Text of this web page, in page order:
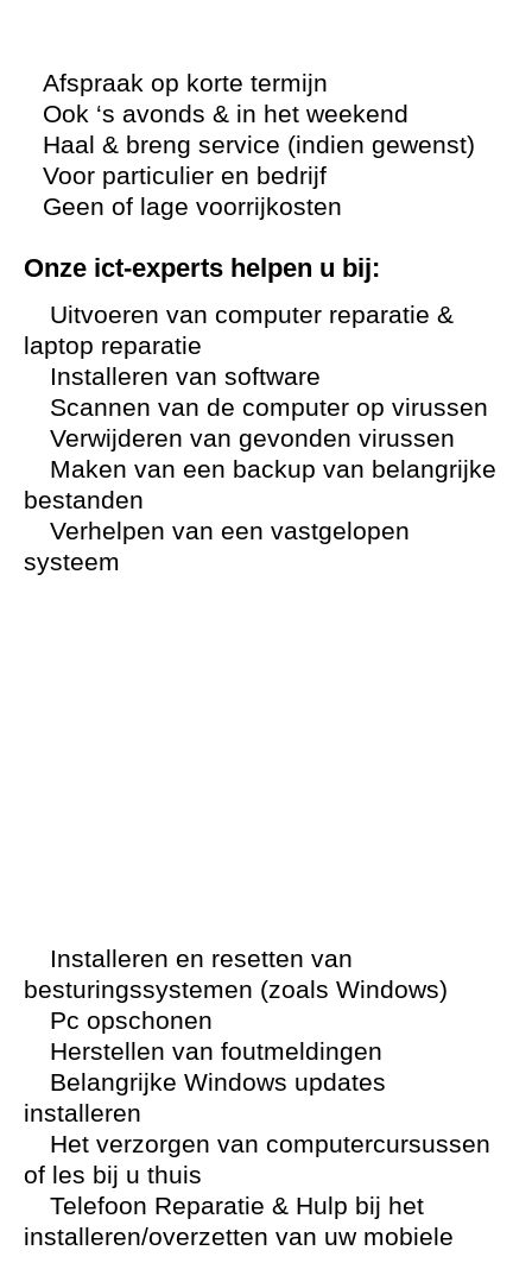
Afspraak op korte termijn
Ook ‘s avonds & in het weekend
Haal & breng service (indien gewenst)
Voor particulier en bedrijf
Geen of lage voorrijkosten
Onze ict-experts helpen u bij:
Uitvoeren van computer reparatie &
laptop reparatie
Installeren van software
Scannen van de computer op virussen
Verwijderen van gevonden virussen
Maken van een backup van belangrijke
bestanden
Verhelpen van een vastgelopen
systeem
Installeren en resetten van
besturingssystemen (zoals Windows)
Pc opschonen
Herstellen van foutmeldingen
Belangrijke Windows updates
installeren
Het verzorgen van computercursussen
of les bij u thuis
Telefoon Reparatie & Hulp bij het
installeren/overzetten van uw mobiele